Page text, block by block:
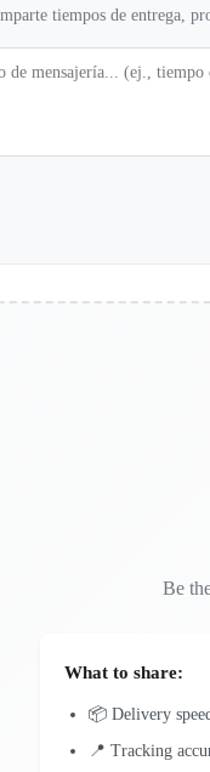
tiempos de entrega,
Be
What to share:
📦 Delivery
📍 Tracking